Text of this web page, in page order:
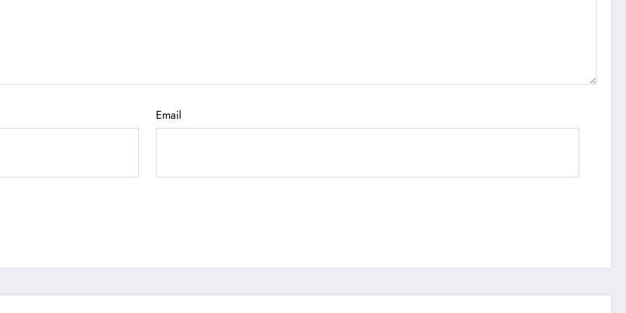
Email